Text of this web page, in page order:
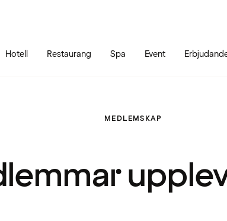
Hotell Restaurang Spa Event
MEDLEMSKAP